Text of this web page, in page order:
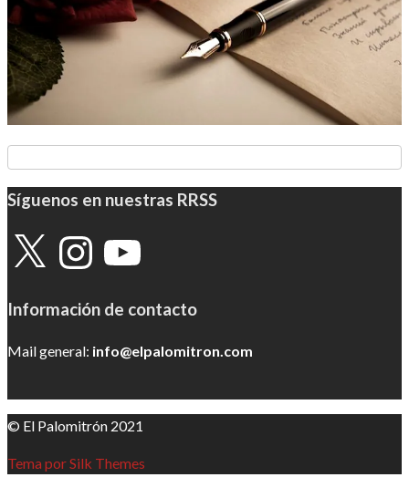
Síguenos en nuestras RRSS
X InstagramYouTube
Información de contacto
Mail general: info@elpalomitron.com
© El Palomitrón 2021
Tema por Silk Themes